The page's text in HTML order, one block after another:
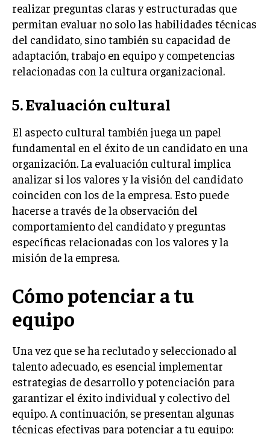
E-COMMERCE
E-COMMERCE Y COMERCIO ELECTRÓNICO
ESTRATEGIAS DE PRICING Y GESTIÓN DE
PRECIOS
GESTIÓN DE CRISIS EMPRESARIALES
EMPRESAS Y STARTUPS TECNOLÓGICAS
MÁS
PROYECTOS
GESTIÓN DE PROYECTOS
GESTIÓN DE OPERACIONES Y CADENA DE
SUMINISTRO
LOGÍSTICA EMPRESARIAL
CALIDAD Y MEJORA CONTINUA
RECURSOS HUMANOS Y GESTIÓN DEL
TALENTO
COMPENSACIÓN Y BENEFICIOS
RECLUTAMIENTO Y SELECCIÓN
DESARROLLO DE PERSONAL
GESTIÓN DEL DESEMPEÑO
CULTURA Y CLIMA ORGANIZACIONAL
realizar preguntas claras y estructuradas que
permitan evaluar no solo las habilidades técnicas
del candidato, sino también su capacidad de
adaptación, trabajo en equipo y competencias
relacionadas con la cultura organizacional.
5. Evaluación cultural
El aspecto cultural también juega un papel
fundamental en el éxito de un candidato en una
organización. La evaluación cultural implica
analizar si los valores y la visión del candidato
coinciden con los de la empresa. Esto puede
hacerse a través de la observación del
comportamiento del candidato y preguntas
específicas relacionadas con los valores y la
misión de la empresa.
Cómo potenciar a tu
equipo
Una vez que se ha reclutado y seleccionado al
talento adecuado, es esencial implementar
estrategias de desarrollo y potenciación para
garantizar el éxito individual y colectivo del
equipo. A continuación, se presentan algunas
técnicas efectivas para potenciar a tu equipo: